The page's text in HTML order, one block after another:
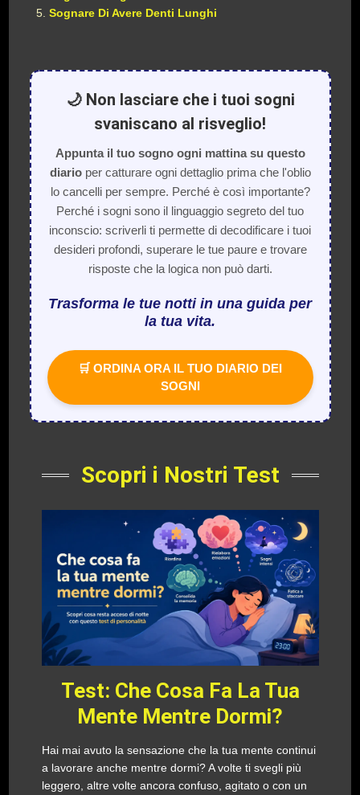
Sognare Di Avere Denti Lunghi
🌙 Non lasciare che i tuoi sogni
svaniscano al risveglio!
Appunta il tuo sogno ogni mattina su questo
diarioper catturare ogni dettaglio prima che l'oblio
lo cancelli per sempre. Perché è così importante?
Perché i sogni sono il linguaggio segreto del tuo
inconscio: scriverli ti permette di decodificare i tuoi
desideri profondi, superare le tue paure e trovare
risposte che la logica non può darti.
Trasforma le tue notti in una guida per
la tua vita.
🛒 ORDINA ORA IL TUO DIARIO DEI
SOGNI
Scopri i Nostri Test
Test: Che Cosa Fa La Tua
Mente Mentre Dormi?
Hai mai avuto la sensazione che la tua mente continui
a lavorare anche mentre dormi? A volte ti svegli più
leggero, altre volte ancora confuso, agitato o con un